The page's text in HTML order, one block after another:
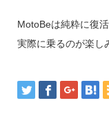
MotoBeは純粋に復
実際に乗るのが楽し